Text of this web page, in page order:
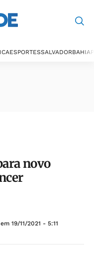
ESPORTESSALVADORBAHIA
novo
19/11/2021 - 5:11